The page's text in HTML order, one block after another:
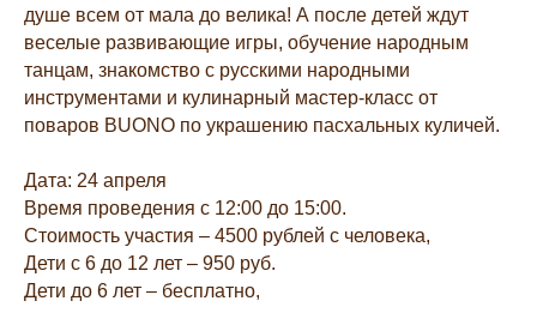
душе всем от мала до велика! А после детей ждут
веселые развивающие игры, обучение народным
танцам, знакомство с русскими народными
инструментами и кулинарный мастер-класс от
поваров BUONO по украшению пасхальных куличей.
Дата: 24 апреля
Время проведения с 12:00 до 15:00.
Стоимость участия – 4500 рублей с человека,
Дети с 6 до 12 лет – 950 руб.
Дети до 6 лет – бесплатно,